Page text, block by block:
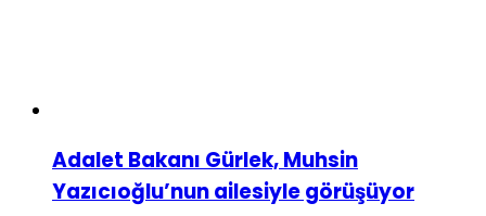
Adalet Bakanı Gürlek, Muhsin
Yazıcıoğlu’nun ailesiyle görüşüyor